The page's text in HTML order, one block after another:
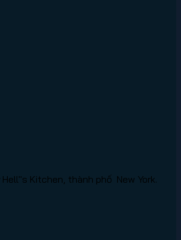
Kitchen, thành phố New York.